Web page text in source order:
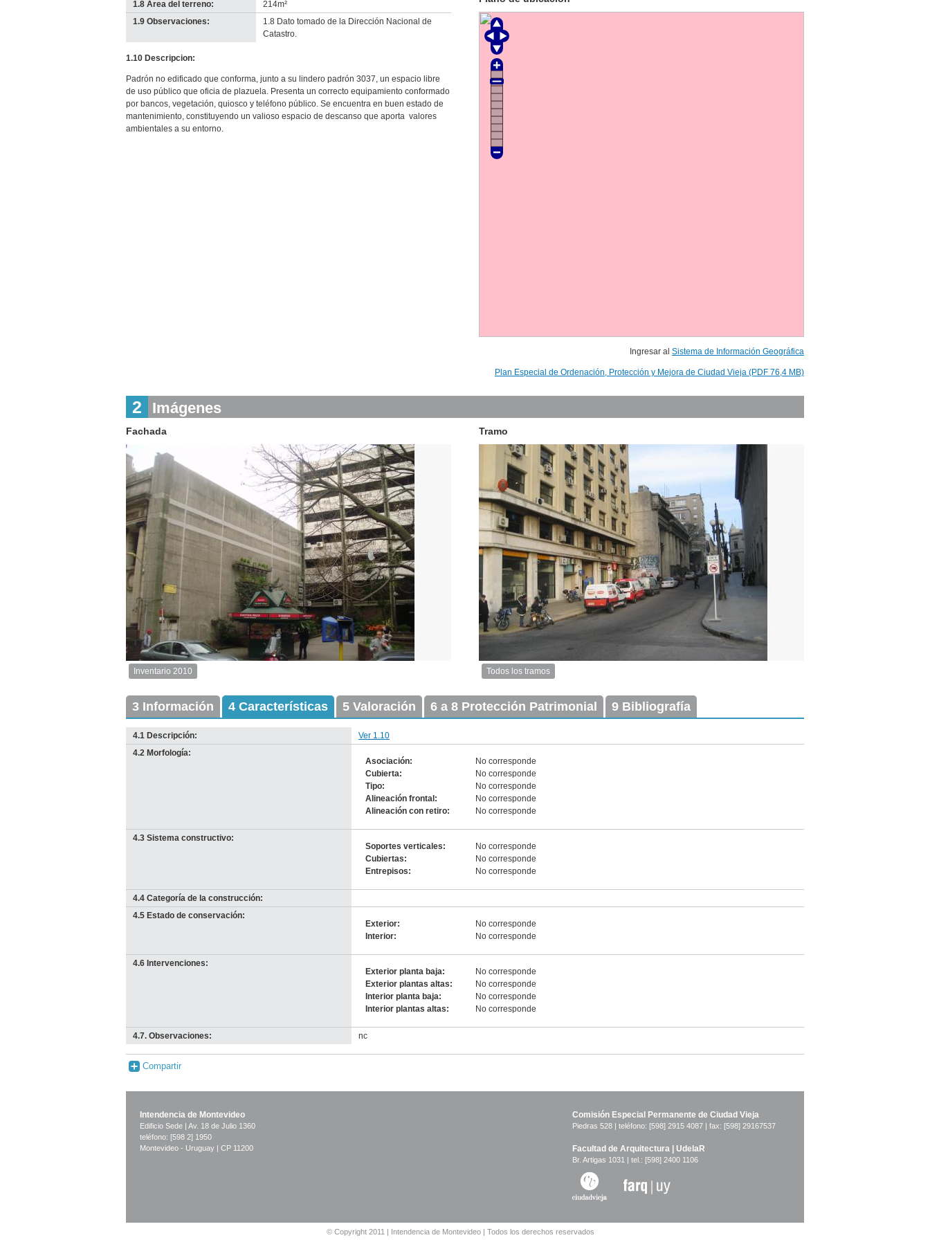
1.8 Área del terreno:
214m²
1.9 Observaciones:
1.8 Dato tomado de la Dirección Nacional de
Catastro.
1.10 Descripcion:
Padrón no edificado que conforma, junto a su lindero padrón 3037, un espacio libre
de uso público que oficia de plazuela. Presenta un correcto equipamiento conformado
por bancos, vegetación, quiosco y teléfono público. Se encuentra en buen estado de
mantenimiento, constituyendo un valioso espacio de descanso que aporta valores
ambientales a su entorno.
Ingresar al Sistema de Información Geográfica
Plan Especial de Ordenación, Protección y Mejora de Ciudad Vieja (PDF 76,4 MB)
2 Imágenes
Fachada
Inventario
Exterior
Descargar
imagen
original
Inventario 2010
2de3
Inventario 2010
Anterior Pausa Siguiente
Tramo
Imagen
tramo:
Zabala
tamaño
original
Todos los tramos
Imagen del tramo:Zabala (Z 2)
3 Información 4 Características 5 Valoración 6 a 8 Protección Patrimonial 9 Bibliografía
4.1 Descripción:
Ver 1.10
4.2 Morfología:
Asociación:
No corresponde
Cubierta:
No corresponde
Tipo:
No corresponde
Alineación frontal:
No corresponde
Alineación con retiro:
No corresponde
info-
info-
4.3 Sistema constructivo:
Soportes verticales:
No corresponde
Cubiertas:
No corresponde
Entrepisos:
No corresponde
4.4 Categoría de la construcción:
no
info-
4.5 Estado de conservación:
Exterior:
No corresponde
Interior:
No corresponde
4.6 Intervenciones:
Exterior planta baja:
No corresponde
Exterior plantas altas:
No corresponde
Interior planta baja:
No corresponde
Interior plantas altas:
No corresponde
4.7. Observaciones: nc
Compartir
Intendencia de Montevideo
Edificio Sede | Av. 18 de Julio 1360
teléfono: [598 2] 1950
Montevideo - Uruguay | CP 11200
Comisión Especial Permanente de Ciudad Vieja
Piedras 528 | teléfono: [598] 2915 4087 | fax: [598] 29167537
Facultad de Arquitectura | UdelaR
Br. Artigas 1031 | tel.: [598] 2400 1106
© Copyright 2011 | Intendencia de Montevideo | Todos los derechos reservados